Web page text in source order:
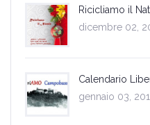
Ricicliamo il
dicembre 02,
Calendario
gennaio 03,